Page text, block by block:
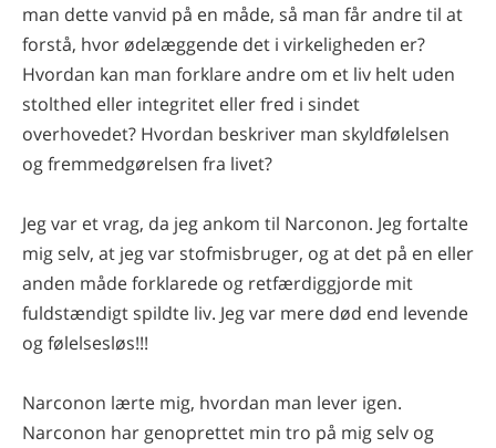
man dette vanvid på en måde, så man får andre til at
forstå, hvor ødelæggende det i virkeligheden er?
Hvordan kan man forklare andre om et liv helt uden
stolthed eller integritet eller fred i sindet
overhovedet? Hvordan beskriver man skyldfølelsen
og fremmedgørelsen fra livet?
Jeg var et vrag, da jeg ankom til Narconon. Jeg fortalte
mig selv, at jeg var stofmisbruger, og at det på en eller
anden måde forklarede og retfærdiggjorde mit
fuldstændigt spildte liv. Jeg var mere død end levende
og følelsesløs!!!
Narconon lærte mig, hvordan man lever igen.
Narconon har genoprettet min tro på mig selv og